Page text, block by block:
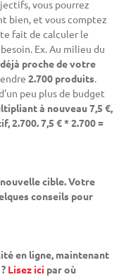
vous pourrez
bien, et vous comptez
fait de calculer le
Ex. Au milieu du
déjà proche de votre
2.700 produits.
peu plus de budget
à nouveau 7,5 €,
2.700. 7,5 € * 2.700 =
cible. Votre
conseils pour
en ligne, maintenant
Lisez ici par où